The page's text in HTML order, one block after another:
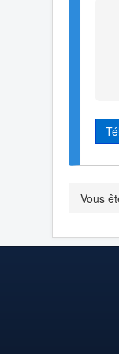
Vous